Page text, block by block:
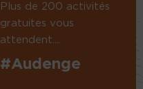
Plus de 200 activités
gratuites vous
attendent....
#Audenge